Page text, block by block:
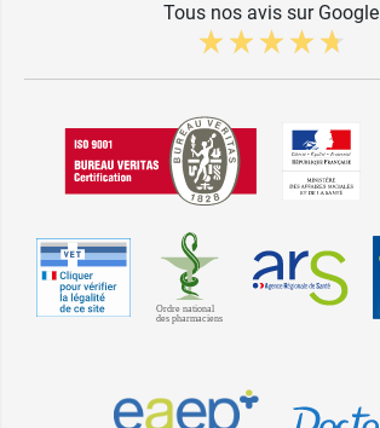
Tous nos avis sur Google